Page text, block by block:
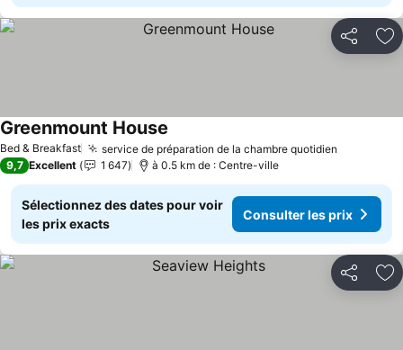
Partager
Bed & Breakfast service de préparation de la chambre quotidien
Greenmount House
9,7 Excellent 1 647 à 0.5 km de : Centre-ville
Sélectionnez des dates pour voir
les prix exacts
Consulter les prix
Partager